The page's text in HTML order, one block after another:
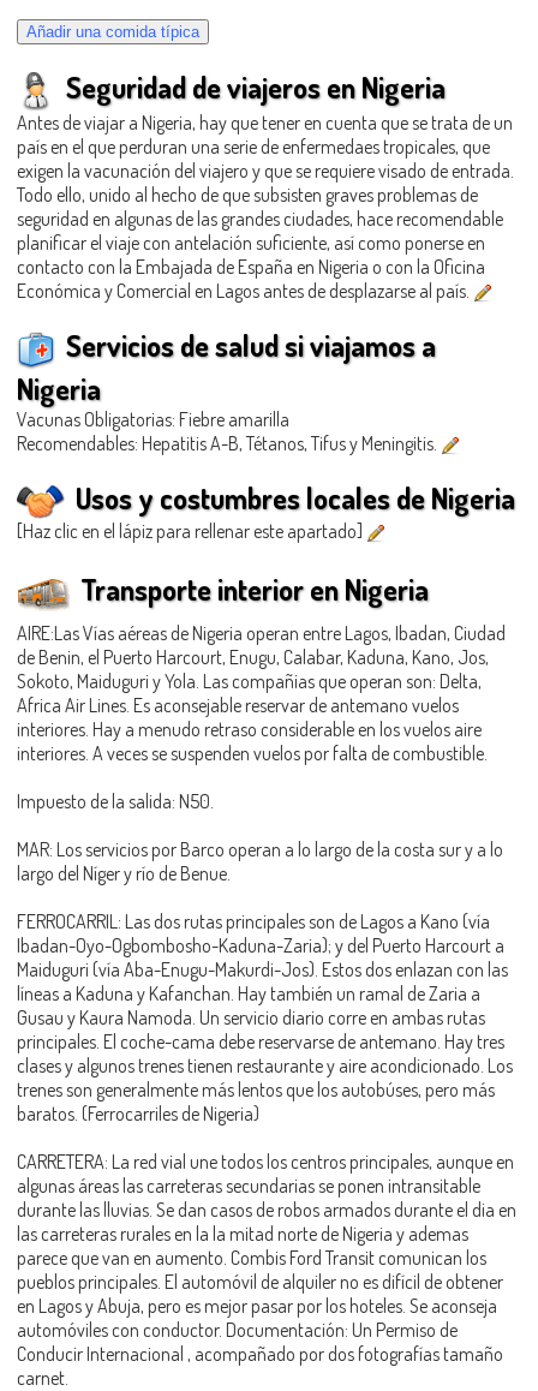
Seguridad de viajeros en Nigeria
Antes de viajar a Nigeria, hay que tener en cuenta que se trata de un
país en el que perduran una serie de enfermedaes tropicales, que
exigen la vacunación del viajero y que se requiere visado de entrada.
Todo ello, unido al hecho de que subsisten graves problemas de
seguridad en algunas de las grandes ciudades, hace recomendable
planificar el viaje con antelación suficiente, así como ponerse en
contacto con la Embajada de España en Nigeria o con la Oficina
Económica y Comercial en Lagos antes de desplazarse al país.
Servicios de salud si viajamos a
Nigeria
Vacunas Obligatorias: Fiebre amarilla
Recomendables: Hepatitis A-B, Tétanos, Tifus y Meningitis.
Usos y costumbres locales de Nigeria
[Haz clic en el lápiz para rellenar este apartado]
Transporte interior en Nigeria
AIRE:Las Vías aéreas de Nigeria operan entre Lagos, Ibadan, Ciudad
de Benin, el Puerto Harcourt, Enugu, Calabar, Kaduna, Kano, Jos,
Sokoto, Maiduguri y Yola. Las compañias que operan son: Delta,
Africa Air Lines. Es aconsejable reservar de antemano vuelos
interiores. Hay a menudo retraso considerable en los vuelos aire
interiores. A veces se suspenden vuelos por falta de combustible.
Impuesto de la salida: N50.
MAR: Los servicios por Barco operan a lo largo de la costa sur y a lo
largo del Níger y río de Benue.
FERROCARRIL: Las dos rutas principales son de Lagos a Kano (vía
Ibadan-Oyo-Ogbombosho-Kaduna-Zaria); y del Puerto Harcourt a
Maiduguri (vía Aba-Enugu-Makurdi-Jos). Estos dos enlazan con las
líneas a Kaduna y Kafanchan. Hay también un ramal de Zaria a
Gusau y Kaura Namoda. Un servicio diario corre en ambas rutas
principales. El coche-cama debe reservarse de antemano. Hay tres
clases y algunos trenes tienen restaurante y aire acondicionado. Los
trenes son generalmente más lentos que los autobúses, pero más
baratos. (Ferrocarriles de Nigeria)
CARRETERA: La red vial une todos los centros principales, aunque en
algunas áreas las carreteras secundarias se ponen intransitable
durante las lluvias. Se dan casos de robos armados durante el dia en
las carreteras rurales en la la mitad norte de Nigeria y ademas
parece que van en aumento. Combis Ford Transit comunican los
pueblos principales. El automóvil de alquiler no es difícil de obtener
en Lagos y Abuja, pero es mejor pasar por los hoteles. Se aconseja
automóviles con conductor. Documentación: Un Permiso de
Conducir Internacional , acompañado por dos fotografías tamaño
carnet.